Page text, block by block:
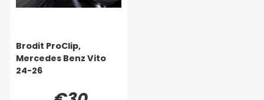
Brodit ProClip,
Mercedes Benz Vito
24-26